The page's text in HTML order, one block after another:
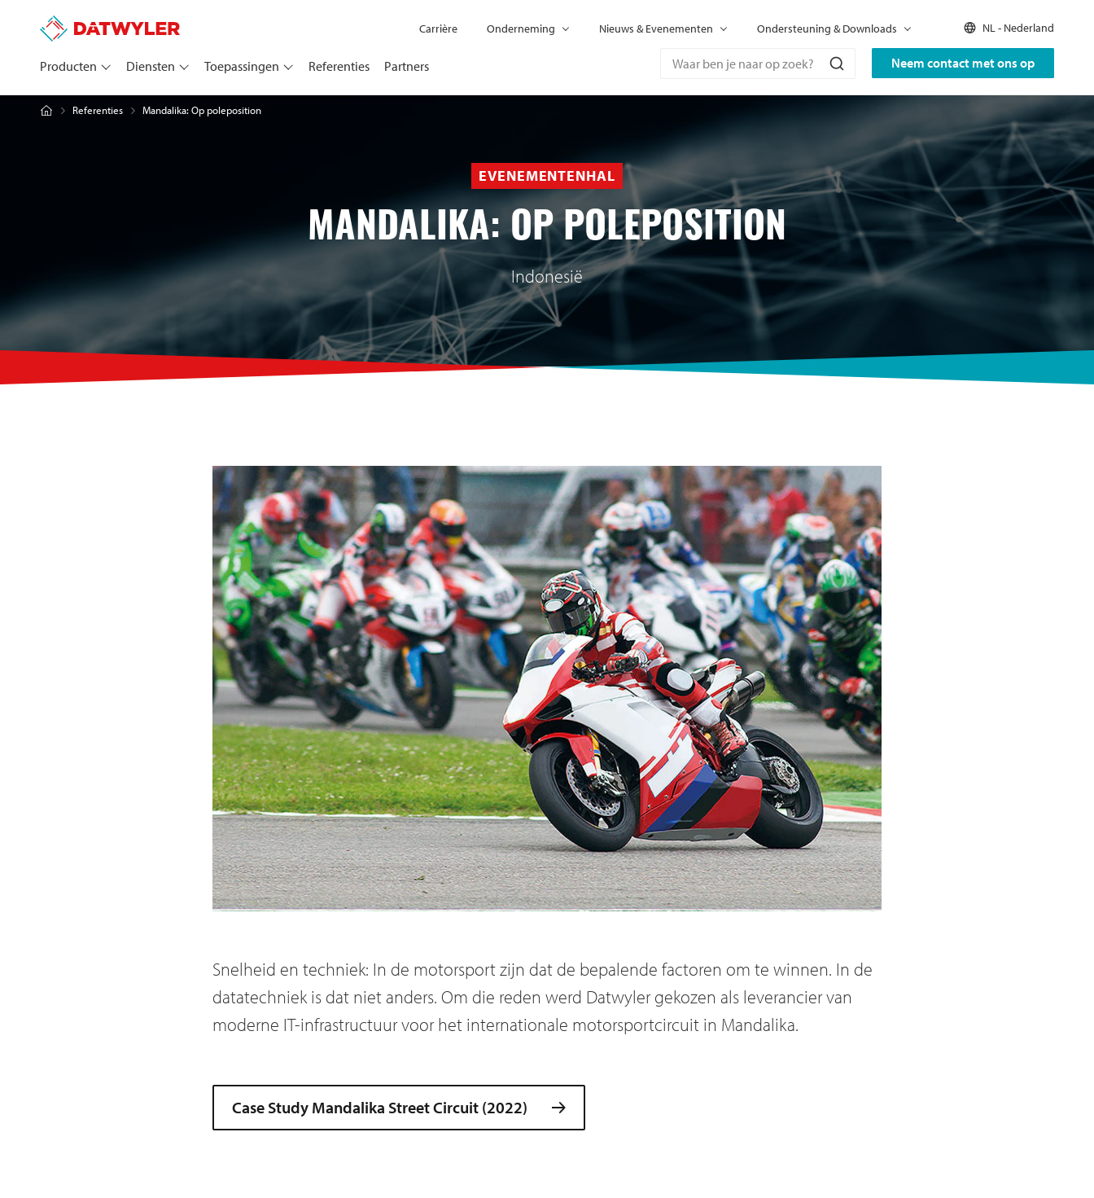
Neem contact met ons op
Producten Diensten Toepassingen Referenties Partners
Carrière Onderneming Nieuws & Evenementen Ondersteuning & Downloads NL - Nederland
Referenties Mandalika: Op poleposition
EVENEMENTENHAL
MANDALIKA: OP POLEPOSITION
Indonesië
Snelheid en techniek: In de motorsport zijn dat de bepalende factoren om te winnen. In de
datatechniek is dat niet anders. Om die reden werd Datwyler gekozen als leverancier van
moderne IT-infrastructuur voor het internationale motorsportcircuit in Mandalika.
Case Study Mandalika Street Circuit (2022)